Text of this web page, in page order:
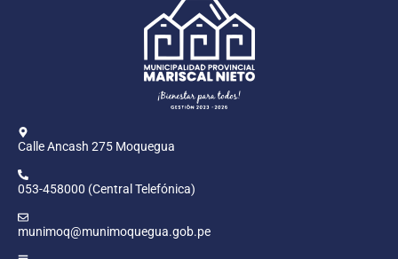
Calle Ancash 275 Moquegua
053-458000 (Central Telefónica)
munimoq@munimoquegua.gob.pe